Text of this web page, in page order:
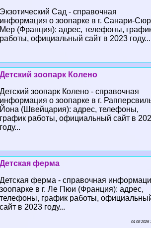
Экзотический Сад - справочная
информация о зоопарке в г. Санари-
Мер (Франция): адрес, телефоны,
работы, официальный сайт в 2023 году...
Детский зоопарк Колено
Детский зоопарк Колено - справочная
информация о зоопарке в г.
Йона (Швейцария): адрес, телефоны,
график работы, официальный сайт в
году...
Детская ферма
Детская ферма - справочная
зоопарке в г. Ле Пюи (Франция): адрес,
телефоны, график работы,
сайт в 2023 году...
04 08 2026